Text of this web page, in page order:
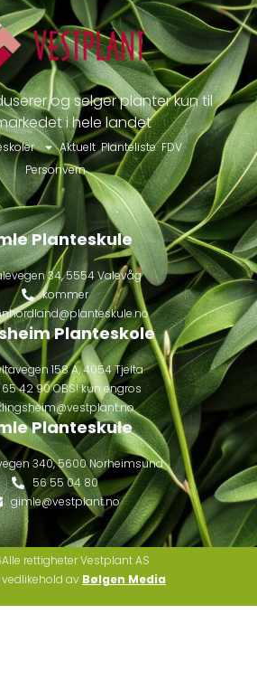
og selger planter kun til
i hele landet
Aktuelt Planteliste FDV
Personvern
Planteskule
34, 5554 Valevåg
kommer
Planteskole
158 A, 4054 Tjelta
65 42 90 OBS! kun engros
Planteskule
340, 5600 Norheimsund
56 55 04 80
gimle@vestplant.no
rettigheter Vestplant AS
av Bølgen Media